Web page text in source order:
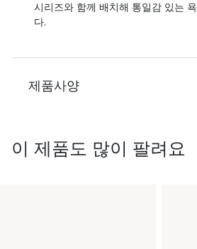
시리즈와 함께 배치해 통일감 있는
다.
제품사양
이 제품도 많이 팔려요